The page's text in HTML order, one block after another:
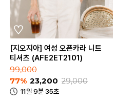
[지오지아] 여성 오픈카라 니트
티셔츠 (AFE2ET2101)
99,000
77% 23,200 29,000
11일 9분 35초